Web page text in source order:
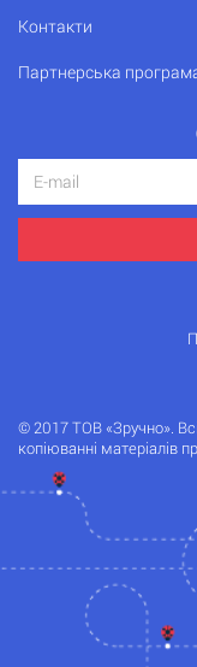
Контакти
Партнерська
© 2017 ТОВ «Зручно».
копіюванні матеріалів